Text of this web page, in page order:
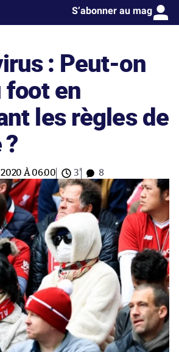
S’abonner au mag
: Peut-on
foot en
les règles de
2020 À 06:00 3' 8